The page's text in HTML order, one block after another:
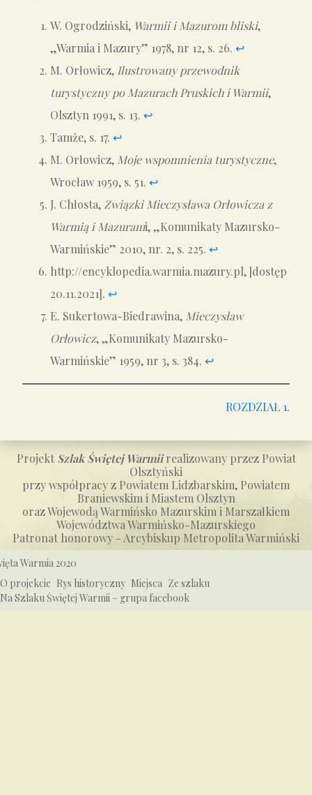
W. Ogrodziński, Warmii i Mazurom bliski,
„Warmia i Mazury” 1978, nr 12, s. 26. ↩︎
M. Orłowicz, Ilustrowany przewodnik
turystyczny po Mazurach Pruskich i Warmii,
Olsztyn 1991, s. 13. ↩︎
Tamże, s. 17. ↩︎
M. Orłowicz, Moje wspomnienia turystyczne,
Wrocław 1959, s. 51. ↩︎
J. Chłosta, Związki Mieczysława Orłowicza z
Warmią i Mazurami, „Komunikaty Mazursko-
Warmińskie” 2010, nr. 2, s. 225. ↩︎
http://encyklopedia.warmia.mazury.pl, [dostęp
20.11.2021]. ↩︎
E. Sukertowa-Biedrawina, Mieczysław
Orłowicz, „Komunikaty Mazursko-
Warmińskie” 1959, nr 3, s. 384. ↩︎
ROZDZIAŁ 1.
Projekt Szlak Świętej Warmiirealizowany przez Powiat
Olsztyński
przy współpracy z Powiatem Lidzbarskim, Powiatem
Braniewskim i Miastem Olsztyn
oraz Wojewodą Warmińsko Mazurskim i Marszałkiem
Województwa Warmińsko-Mazurskiego
Patronat honorowy - Arcybiskup Metropolita Warmiński
Warmia 2020
O projekcie Rys historyczny Miejsca Ze szlaku
Na Szlaku Świętej Warmii – grupa facebook